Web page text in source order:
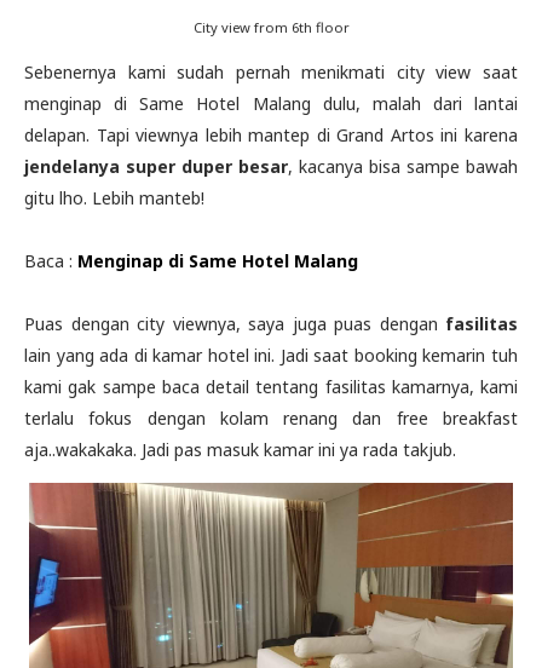
City view from 6th floor
Sebenernya kami sudah pernah menikmati city view saat
menginap di Same Hotel Malang dulu, malah dari lantai
delapan. Tapi viewnya lebih mantep di Grand Artos ini karena
jendelanya super duper besar, kacanya bisa sampe bawah
gitu lho. Lebih manteb!
Baca : Menginap di Same Hotel Malang
Puas dengan city viewnya, saya juga puas dengan fasilitas
lain yang ada di kamar hotel ini. Jadi saat booking kemarin tuh
kami gak sampe baca detail tentang fasilitas kamarnya, kami
terlalu fokus dengan kolam renang dan free breakfast
aja..wakakaka. Jadi pas masuk kamar ini ya rada takjub.